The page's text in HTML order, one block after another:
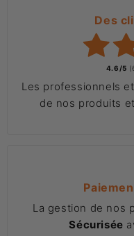
Des
4.6/5
Les professionnels
de nos produits
La gestion de nos
Sécurisée